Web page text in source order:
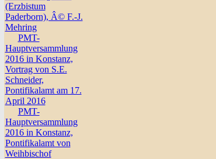
(Erzbistum
Paderborn), Â© F.-J.
Mehring
PMT-
Hauptversammlung
2016 in Konstanz,
Vortrag von S.E.
Schneider,
Pontifikalamt am 17.
April 2016
PMT-
Hauptversammlung
2016 in Konstanz,
Pontifikalamt von
Weihbischof